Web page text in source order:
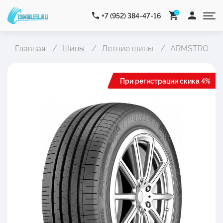
+7 (952) 384-47-16 0
Главная Шины Летние шины
При регистрации скика 4%